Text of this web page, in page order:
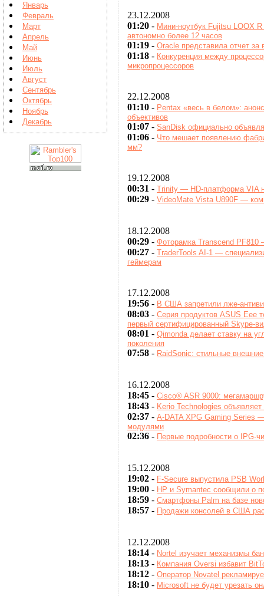
Январь
Февраль
Март
Апрель
Май
Июнь
Июль
Август
Сентябрь
Октябрь
Ноябрь
Декабрь
23.12.2008
01:20 - Мини-ноутбук Fujitsu LOOX
автономно более 12 часов
01:19 - Oracle представила отчет за
01:18 - Конкуренция между
микропроцессоров
22.12.2008
01:10 - Pentax «весь в белом»:
объективов
01:07 - SanDisk официально
01:06 - Что мешает появлению
мм?
19.12.2008
00:31 - Trinity — HD-платформа VIA
00:29 - VideoMate Vista U890F —
18.12.2008
00:29 - Фоторамка Transcend PF810
00:27 - TraderTools AI-1 —
геймерам
17.12.2008
19:56 - В США запретили лже-
08:03 - Серия продуктов ASUS Eee
первый сертифицированный Skype-
08:01 - Qimonda делает ставку на
поколения
07:58 - RaidSonic: стильные
16.12.2008
18:45 - Cisco® ASR 9000:
18:43 - Kerio Technologies
02:37 - A-DATA XPG Gaming Series
модулями
02:36 - Первые подробности о IPG-
15.12.2008
19:02 - F-Secure выпустила PSB
19:00 - HP и Symantec сообщили о
18:59 - Смартфоны Palm на базе
18:57 - Продажи консолей в США
12.12.2008
18:14 - Nortel изучает механизмы
18:13 - Компания Oversi избавит
18:12 - Оператор Novatel
18:10 - Microsoft не будет урезать